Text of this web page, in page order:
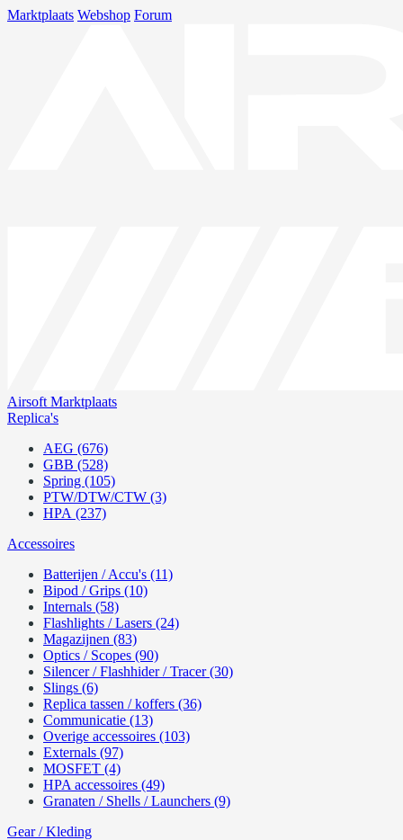
Marktplaats Webshop Forum
Airsoft Marktplaats
Replica's
AEG (676)
GBB (528)
Spring (105)
PTW/DTW/CTW (3)
HPA (237)
Accessoires
Batterijen / Accu's (11)
Bipod / Grips (10)
Internals (58)
Flashlights / Lasers (24)
Magazijnen (83)
Optics / Scopes (90)
Silencer / Flashhider / Tracer (30)
Slings (6)
Replica tassen / koffers (36)
Communicatie (13)
Overige accessoires (103)
Externals (97)
MOSFET (4)
HPA accessoires (49)
Granaten / Shells / Launchers (9)
Gear / Kleding